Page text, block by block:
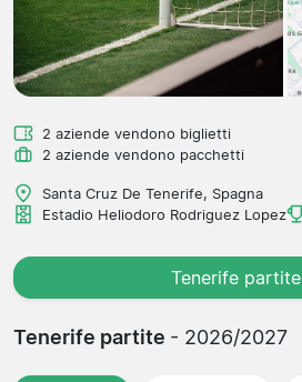
2 aziende vendono biglietti
2 aziende vendono pacchetti
Santa Cruz De Tenerife, Spagna
Estadio Heliodoro Rodriguez Lopez
Tenerife partite
Tenerife partite - 2026/2027